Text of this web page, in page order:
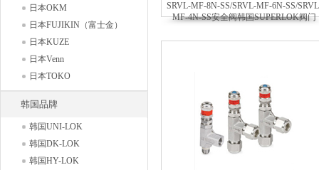
日本OKM
日本FUJIKIN（富士金）
日本KUZE
日本Venn
日本TOKO
韩国品牌
韩国UNI-LOK
韩国DK-LOK
韩国HY-LOK
SRVL-MF-8N-SS/SRVL-MF-6N-SS/
MF-4N-SS安全阀韩国SUPERLOK阀门